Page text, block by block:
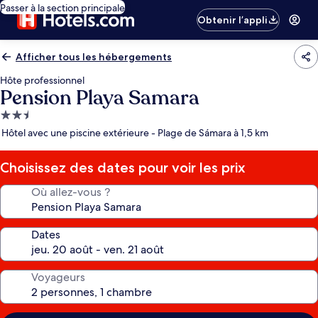
Passer à la section principale
Obtenir l’appli
Afficher tous les hébergements
Hôte professionnel
Pension Playa Samara
Hébergement
2.5 étoiles
Hôtel avec une piscine extérieure - Plage de Sámara à 1,5 km
Choisissez des dates pour voir les prix
Où allez-vous ?
Dates
Voyageurs